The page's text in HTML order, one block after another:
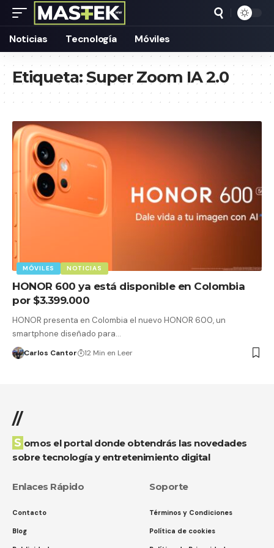
Noticias Tecnología Móviles
Etiqueta:Super Zoom IA 2.0
MÓVILES NOTICIAS
HONOR 600 ya está disponible en Colombia
por $3.399.000
HONOR presenta en Colombia el nuevo HONOR 600, un
smartphone diseñado para…
Carlos Cantor 12 Min en Leer
//
Somos el portal donde obtendrás las novedades
sobre tecnología y entretenimiento digital
Enlaces Rápido
Contacto
Blog
Soporte
Términos y Condiciones
Política de cookies